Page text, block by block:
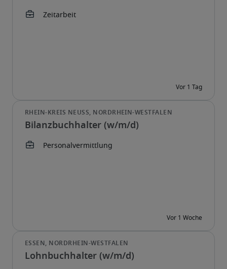
Bilanzbuchhalter (w/m/d)
Lohnbuchhalter (w/m/d)